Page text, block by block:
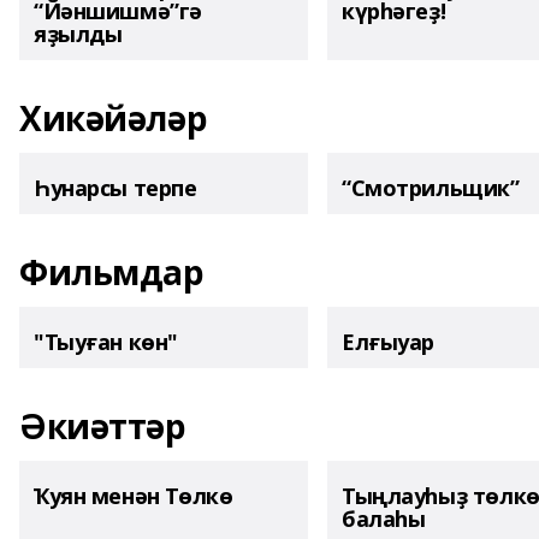
“Йәншишмә”гә
яҙылды
күрһәгеҙ!
Хикәйәләр
Һунарсы терпе “Смотрильщик”
Фильмдар
"Тыуған көн" Елғыуар
Әкиәттәр
Ҡуян менән Төлкө Тыңлауһыҙ төлкө
балаһы